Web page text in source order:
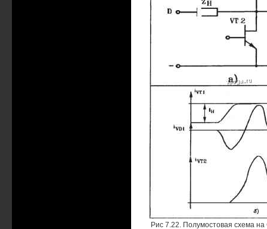
Рис 7.22. Полумостовая схема